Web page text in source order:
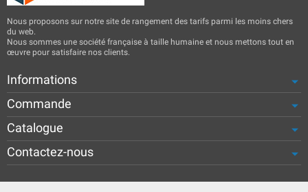
Nous proposons sur notre site de rangement des tarifs parmi les moins chers
du web.
Nous sommes une société française à taille humaine et nous mettons tout en
œuvre pour satisfaire nos clients.
Informations
Commande
Catalogue
Contactez-nous